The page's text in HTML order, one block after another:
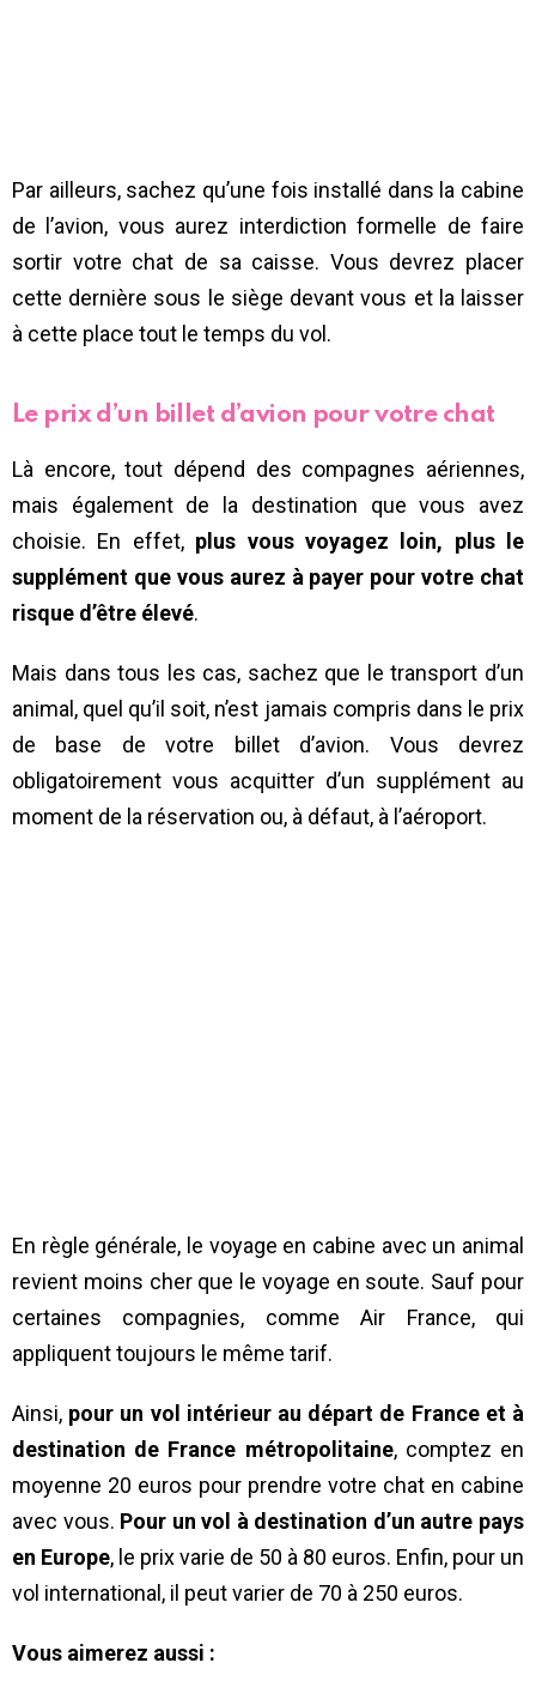
Par ailleurs, sachez qu’une fois installé dans la cabine
de l’avion, vous aurez interdiction formelle de faire
sortir votre chat de sa caisse. Vous devrez placer
cette dernière sous le siège devant vous et la laisser
à cette place tout le temps du vol.
Le prix d’un billet d’avion pour votre chat
Là encore, tout dépend des compagnes aériennes,
mais également de la destination que vous avez
choisie. En effet, plus vous voyagez loin, plus le
supplément que vous aurez à payer pour votre chat
risque d’être élevé.
Mais dans tous les cas, sachez que le transport d’un
animal, quel qu’il soit, n’est jamais compris dans le prix
de base de votre billet d’avion. Vous devrez
obligatoirement vous acquitter d’un supplément au
moment de la réservation ou, à défaut, à l’aéroport.
En règle générale, le voyage en cabine avec un animal
revient moins cher que le voyage en soute. Sauf pour
certaines compagnies, comme Air France, qui
appliquent toujours le même tarif.
Ainsi, pour un vol intérieur au départ de France et à
destination de France métropolitaine, comptez en
moyenne 20 euros pour prendre votre chat en cabine
avec vous. Pour un vol à destination d’un autre pays
en Europe, le prix varie de 50 à 80 euros. Enfin, pour un
vol international, il peut varier de 70 à 250 euros.
Vous aimerez aussi :